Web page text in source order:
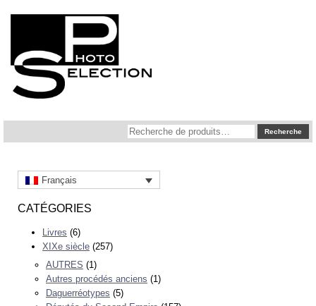
Recherche
pour :
Recherche
Français
CATÉGORIES
Livres (6)
XIXe siècle (257)
AUTRES (1)
Autres procédés anciens (1)
Daguerréotypes (5)